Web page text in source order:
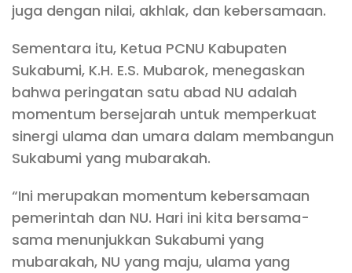
juga dengan nilai, akhlak, dan kebersamaan.
Sementara itu, Ketua PCNU Kabupaten
Sukabumi, K.H. E.S. Mubarok, menegaskan
bahwa peringatan satu abad NU adalah
momentum bersejarah untuk memperkuat
sinergi ulama dan umara dalam membangun
Sukabumi yang mubarakah.
“Ini merupakan momentum kebersamaan
pemerintah dan NU. Hari ini kita bersama-
sama menunjukkan Sukabumi yang
mubarakah, NU yang maju, ulama yang